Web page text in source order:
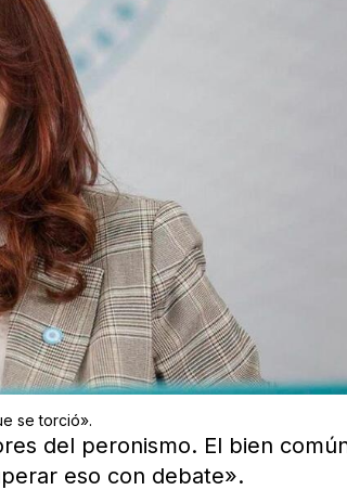
se torció».
del peronismo. El bien
eso con debate».